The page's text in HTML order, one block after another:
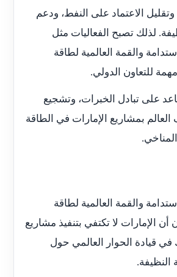
وتقليل الاعتماد على النفط، ودعم
لذلك تصبح الفعاليات مثل
والقمة العالمية لطاقة
للتعاون الدولي.
على تبادل الخبرات، وتشجيع
العالم بمشاريع الإمارات في الطاقة
والقمة العالمية لطاقة
الإمارات لا تكتفي بتنفيذ مشاريع
في قيادة الحوار العالمي حول
النظيفة.